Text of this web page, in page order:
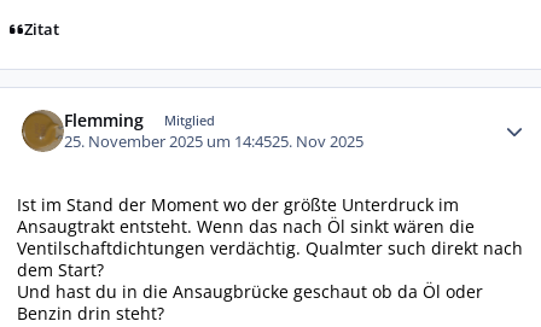
Zitat
Flemming Mitglied
25. November 2025 um 14:4525. Nov 2025
Ist im Stand der Moment wo der größte Unterdruck im
Ansaugtrakt entsteht. Wenn das nach Öl sinkt wären die
Ventilschaftdichtungen verdächtig. Qualmter such direkt nach
dem Start?
Und hast du in die Ansaugbrücke geschaut ob da Öl oder
Benzin drin steht?